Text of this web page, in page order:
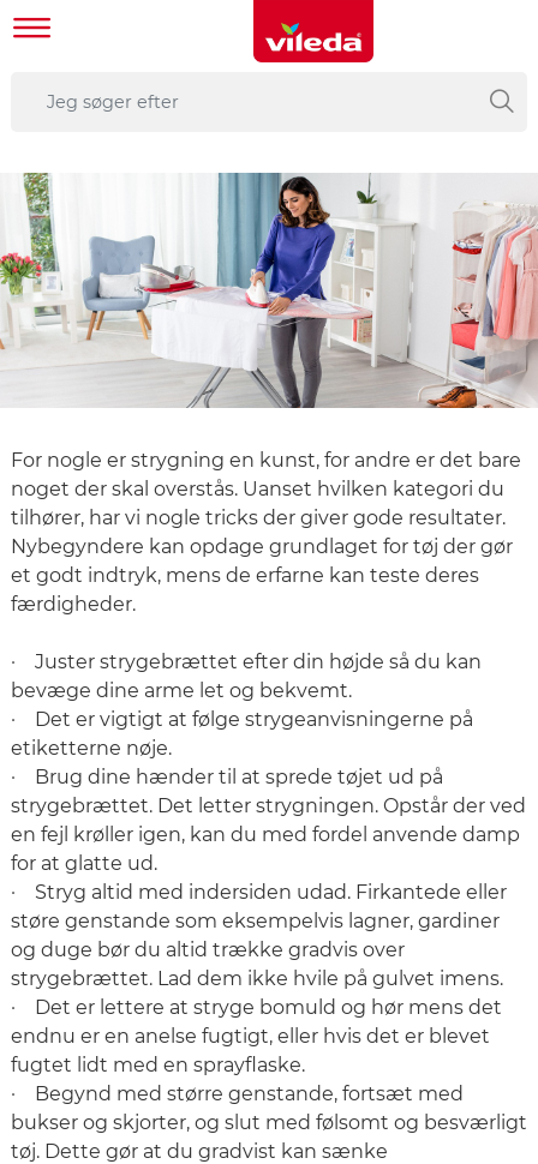
For nogle er strygning en kunst, for andre er det bare
noget der skal overstås. Uanset hvilken kategori du
tilhører, har vi nogle tricks der giver gode resultater.
Nybegyndere kan opdage grundlaget for tøj der gør
et godt indtryk, mens de erfarne kan teste deres
færdigheder.
· Juster strygebrættet efter din højde så du kan
bevæge dine arme let og bekvemt.
· Det er vigtigt at følge strygeanvisningerne på
etiketterne nøje.
· Brug dine hænder til at sprede tøjet ud på
strygebrættet. Det letter strygningen. Opstår der ved
en fejl krøller igen, kan du med fordel anvende damp
for at glatte ud.
· Stryg altid med indersiden udad. Firkantede eller
støre genstande som eksempelvis lagner, gardiner
og duge bør du altid trække gradvis over
strygebrættet. Lad dem ikke hvile på gulvet imens.
· Det er lettere at stryge bomuld og hør mens det
endnu er en anelse fugtigt, eller hvis det er blevet
fugtet lidt med en sprayflaske.
· Begynd med større genstande, fortsæt med
bukser og skjorter, og slut med følsomt og besværligt
tøj. Dette gør at du gradvist kan sænke